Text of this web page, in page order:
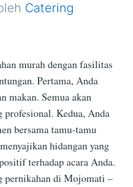
Catering
murah dengan fasilitas
Pertama, Anda
makan. Semua akan
Kedua, Anda
bersama tamu-tamu
hidangan yang
terhadap acara Anda.
pernikahan di Mojomati –